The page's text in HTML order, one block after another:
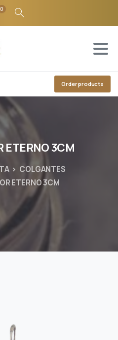
0
Order products
ETERNO3CM
COLGANTES
ETERNO 3CM